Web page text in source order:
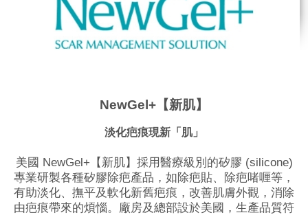
NewGel+【新肌】
淡化疤痕現新「肌」
美國 NewGel+【新肌】採用醫療級別的矽膠 (silicone)
專業研製各種矽膠除疤產品，如除疤貼、除疤啫喱等，
有助淡化、撫平及軟化新舊疤痕，改善肌膚外觀，消除
由疤痕帶來的煩惱。廠房及總部設於美國，生產品質符